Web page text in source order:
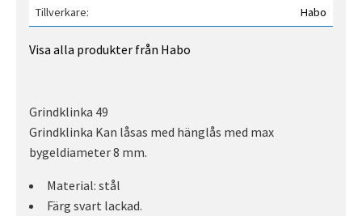
Tillverkare
Habo
Visa alla produkter från Habo
Grindklinka 49
Grindklinka Kan låsas med hänglås med max
bygeldiameter 8 mm.
Material: stål
Färg svart lackad.